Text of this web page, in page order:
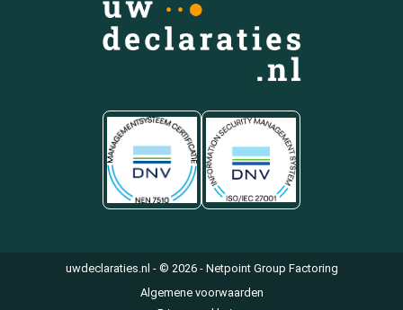
uwdeclaraties.nl - © 2026 - Netpoint Group Factoring
Algemene voorwaarden